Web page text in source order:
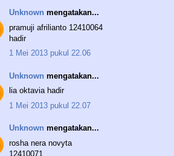
Unknown mengatakan...
pramuji afrilianto 12410064
hadir
1 Mei 2013 pukul 22.06
Unknown mengatakan...
lia oktavia hadir
1 Mei 2013 pukul 22.07
Unknown mengatakan...
rosha nera novyta
12410071